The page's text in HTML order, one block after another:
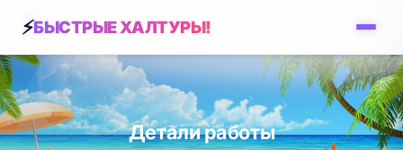
БЫСТРЫЕ ХАЛТУРЫ!
Детали работы